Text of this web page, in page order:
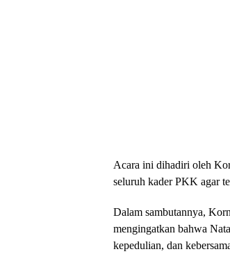
Acara ini dihadiri oleh
seluruh kader PKK agar
Dalam sambutannya,
mengingatkan bahwa
kepedulian, dan